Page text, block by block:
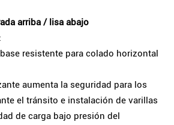
arriba / lisa abajo
:
resistente para colado horizontal
aumenta la seguridad para los
el tránsito e instalación de varillas
de carga bajo presión del